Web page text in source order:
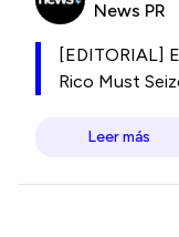
News PR
[EDITORIAL]
Rico Must
Leer más